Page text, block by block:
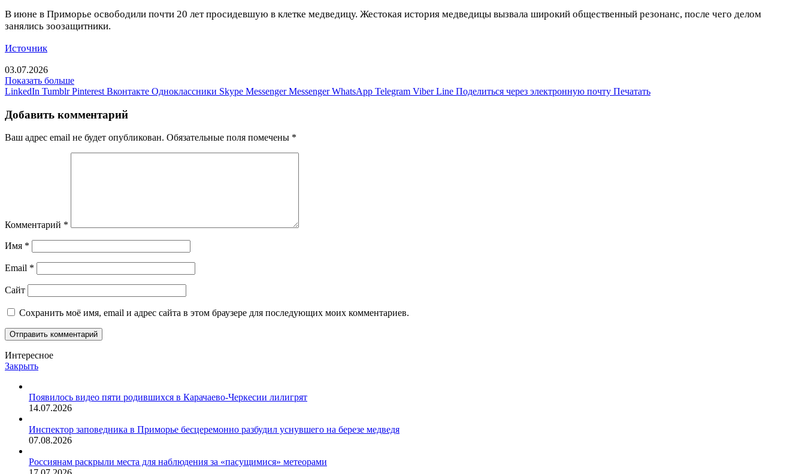
В июне в Приморье освободили почти 20 лет просидевшую в клетке медведицу. Жестокая история медведицы вызвала широкий общественный резонанс, после чего делом
занялись зоозащитники.
Источник
03.07.2026
Показать больше
LinkedIn Tumblr Pinterest Вконтакте Одноклассники Skype Messenger Messenger WhatsApp Telegram Viber Line Поделиться через электронную почту Печатать
Добавить комментарий
Ваш адрес email не будет опубликован. Обязательные поля помечены *
Комментарий *
Имя *
Email *
Сайт
Сохранить моё имя, email и адрес сайта в этом браузере для последующих моих комментариев.
Интересное
Закрыть
Появилось видео пяти родившихся в Карачаево-Черкесии лилигрят
14.07.2026
Инспектор заповедника в Приморье бесцеремонно разбудил уснувшего на березе медведя
07.08.2026
Россиянам раскрыли места для наблюдения за «пасущимися» метеорами